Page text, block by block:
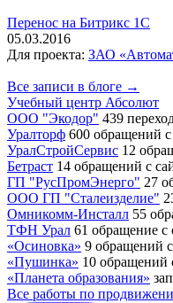
Перенос на Битрикс 1С
05.03.2016
Для проекта: ЗАО
Все записи в блоге →
Учебный центр Абсолют
ООО "Экодор" 439
Уралторф 600 обращений с
УралСтройСервис 12
Бетраст 14 обращений с
ГП "РусПромЭнерго" 27
ООО ГП "Сталеизделие"
Омникомм-Инсталл 55
ТФН Урал 61 обращение с
«Осиновка» 9 обращений
«Пушинка» 10 обращений
«Планета образования»
Все работы по